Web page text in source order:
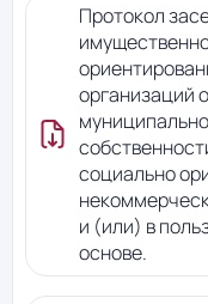
Протокол
организаций
социально
и (или) в
основе.